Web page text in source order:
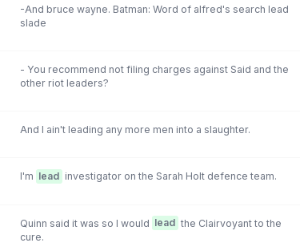
-And bruce wayne. Batman: Word of alfred's search lead
slade
- You recommend not filing charges against Said and the
other riot leaders?
And I ain't leading any more men into a slaughter.
I'm lead investigator on the Sarah Holt defence team.
Quinn said it was so I would lead the Clairvoyant to the
cure.